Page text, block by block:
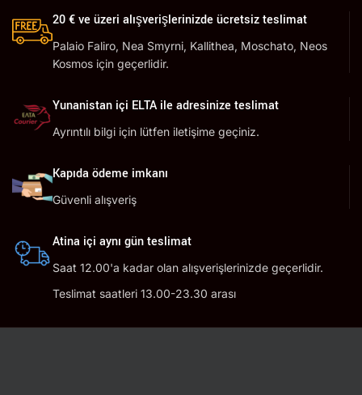
20 € ve üzeri alışverişlerinizde ücretsiz teslimat
Palaio Faliro, Nea Smyrni, Kallithea, Moschato, Neos
Kosmos için geçerlidir.
Yunanistan içi ELTA ile adresinize teslimat
Ayrıntılı bilgi için lütfen iletişime geçiniz.
Kapıda ödeme imkanı
Güvenli alışveriş
Atina içi aynı gün teslimat
Saat 12.00'a kadar olan alışverişlerinizde geçerlidir.
Teslimat saatleri 13.00-23.30 arası